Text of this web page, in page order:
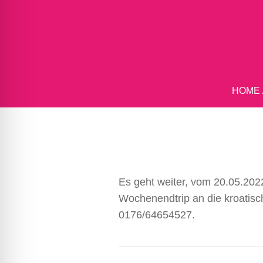
HOME
Es geht weiter, vom
Wochenendtrip an die
0176/64654527.